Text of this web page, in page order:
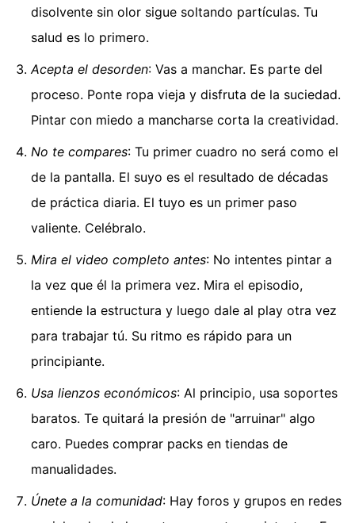
disolvente sin olor sigue soltando partículas. Tu
salud es lo primero.
Acepta el desorden: Vas a manchar. Es parte del
proceso. Ponte ropa vieja y disfruta de la suciedad.
Pintar con miedo a mancharse corta la creatividad.
No te compares: Tu primer cuadro no será como el
de la pantalla. El suyo es el resultado de décadas
de práctica diaria. El tuyo es un primer paso
valiente. Celébralo.
Mira el video completo antes: No intentes pintar a
la vez que él la primera vez. Mira el episodio,
entiende la estructura y luego dale al play otra vez
para trabajar tú. Su ritmo es rápido para un
principiante.
Usa lienzos económicos: Al principio, usa soportes
baratos. Te quitará la presión de "arruinar" algo
caro. Puedes comprar packs en tiendas de
manualidades.
Únete a la comunidad: Hay foros y grupos en redes